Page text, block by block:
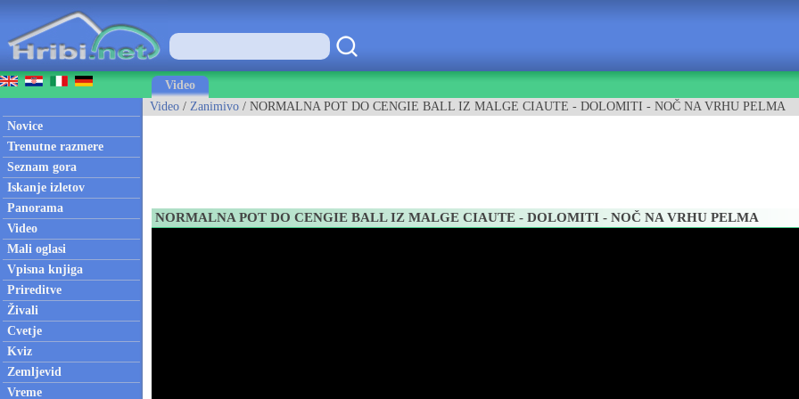
Video
Novice
Trenutne razmere
Seznam gora
Iskanje izletov
Panorama
Video
Mali oglasi
Vpisna knjiga
Prireditve
Živali
Cvetje
Kviz
Zemljevid
Vreme
Video / Zanimivo / NORMALNA POT DO CENGIE BALL IZ MALGE CIAUTE - DOLOMITI - NOČ NA VRHU PELMA
NORMALNA POT DO CENGIE BALL IZ MALGE CIAUTE - DOLOMITI - NOČ NA VRHU PELMA